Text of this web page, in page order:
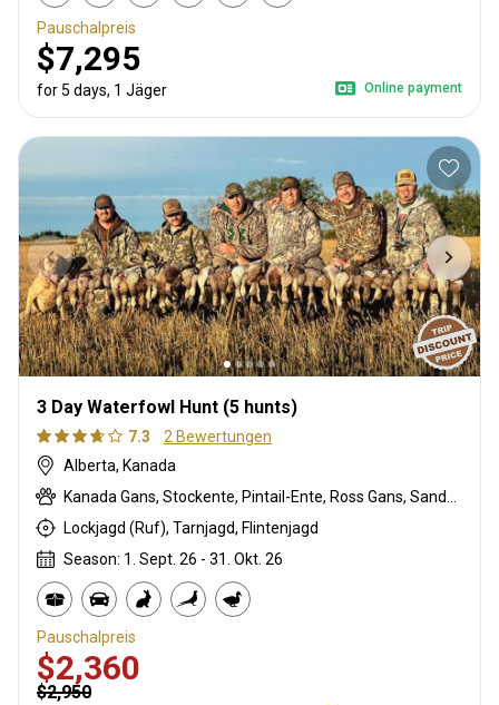
Pauschalpreis
$7,295
for 5 days, 1 Jäger Online payment
3 Day Waterfowl Hunt (5 hunts)
7.3
2 Bewertungen
Alberta, Kanada
Kanada Gans, Stockente, Pintail-Ente, Ross Gans, Sandhill crane, Snow Goose, Gefleckte Gans
Lockjagd (Ruf), Tarnjagd, Flintenjagd
Season: 1. Sept. 26 - 31. Okt. 26
Pauschalpreis
$2,360
$2,950